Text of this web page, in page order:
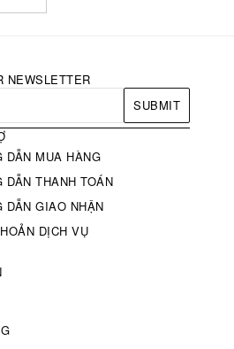
NEWSLETTER
SUBMIT
DẪN MUA HÀNG
DẪN THANH TOÁN
DẪN GIAO NHẬN
DỊCH VỤ